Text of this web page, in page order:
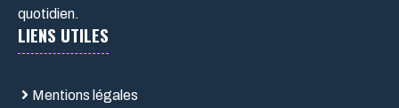
quotidien.
LIENS UTILES
Mentions légales